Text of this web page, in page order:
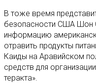
В тоже время
безопасности США Шон
информацию
отравить продукты
Каиды на Аравийском
средств для
теракта».